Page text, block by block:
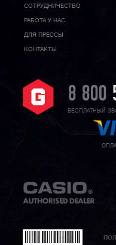
CОТРУДНИЧЕСТВО
РАБОТА У НАС
ДЛЯ ПРЕССЫ
КОНТАКТЫ
8 800
БЕСПЛАТНЫЙ